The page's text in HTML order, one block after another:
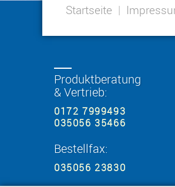
Startseite |
Produktberatung
& Vertrieb:
0172 7999493
035056 35466
Bestellfax:
035056 23830